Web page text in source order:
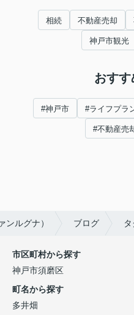
相続 不動産売却
神戸市観光
おす
#神戸市 #ライフプラ
#不動産売
ルグナ） ブログ
市区町村から探す
神戸市須磨区
町名から探す
多井畑